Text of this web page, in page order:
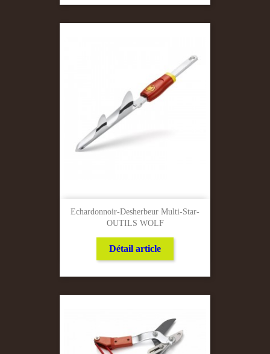
Echardonnoir-Desherbeur Multi-Star-
OUTILS WOLF
Détail article